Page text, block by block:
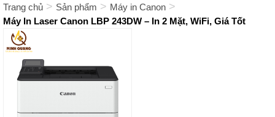
Trang chủ > Sản phẩm > Máy in Canon >
Máy In Laser Canon LBP 243DW – In 2 Mặt, WiFi, Giá Tốt